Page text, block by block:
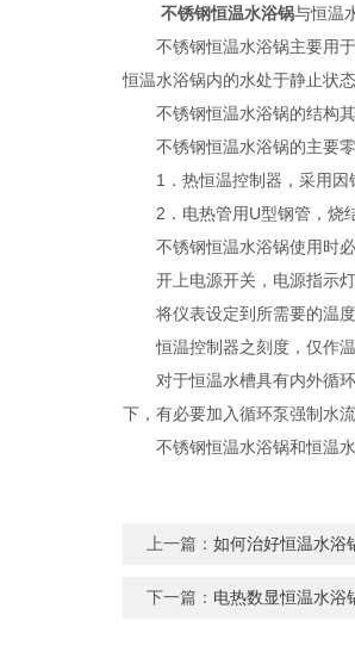
不锈钢恒温水浴锅与恒温
不锈钢恒温水浴锅主要用于
恒温水浴锅内的水处于静止状
不锈钢恒温水浴锅的结构其
不锈钢恒温水浴锅的主要零
1．热恒温控制器，采用因钢
2．电热管用U型钢管，烧结
不锈钢恒温水浴锅使用时必
开上电源开关，电源指示灯
将仪表设定到所需要的温度
恒温控制器之刻度，仅作温
对于恒温水槽具有内外循环
下，有必要加入循环泵强制水
不锈钢恒温水浴锅和恒温水
上一篇：如何治好恒温水浴
下一篇： 电热数显恒温水浴